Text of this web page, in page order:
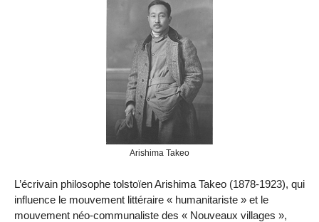
Arishima Takeo
L’écrivain philosophe tolstoïen Arishima Takeo (1878-1923), qui
influence le mouvement littéraire « humanitariste » et le
mouvement néo-communaliste des « Nouveaux villages »,